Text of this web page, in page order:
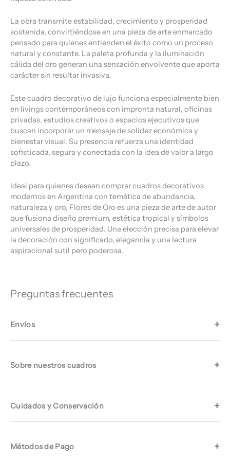
La obra transmite estabilidad, crecimiento y prosperidad
sostenida, convirtiéndose en una pieza de arte enmarcado
pensado para quienes entienden el éxito como un proceso
natural y constante. La paleta profunda y la iluminación
cálida del oro generan una sensación envolvente que aporta
carácter sin resultar invasiva.
Este cuadro decorativo de lujo funciona especialmente bien
en livings contemporáneos con impronta natural, oficinas
privadas, estudios creativos o espacios ejecutivos que
buscan incorporar un mensaje de solidez económica y
bienestar visual. Su presencia refuerza una identidad
sofisticada, segura y conectada con la idea de valor a largo
plazo.
Ideal para quienes desean comprar cuadros decorativos
modernos en Argentina con temática de abundancia,
naturaleza y oro, Flores de Oro es una pieza de arte de autor
que fusiona diseño premium, estética tropical y símbolos
universales de prosperidad. Una elección precisa para elevar
la decoración con significado, elegancia y una lectura
aspiracional sutil pero poderosa.
Preguntas frecuentes
Envíos
Sobre nuestros cuadros
Cuidados y Conservación
Métodos de Pago